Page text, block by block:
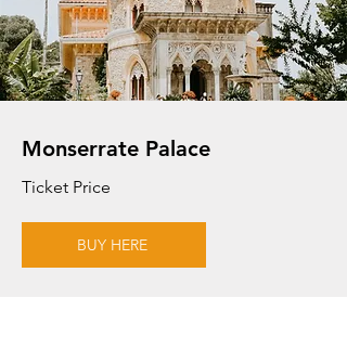
Monserrate Palace
Ticket Price
BUY HERE